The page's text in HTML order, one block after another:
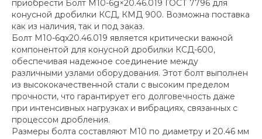
приобрести Болт М10-6g×20.46.019 ГОСТ 7796 для
конусной дробилки КСД, КМД 900. Возможна поставка
как из наличия, так и под заказ.
Болт М10-6qх20.46.019 является критически важной
компонентой для конусной дробилки КСД-600,
обеспечивая надежное соединение между
различными узлами оборудования. Этот болт выполнен
из высококачественной стали с высоким пределом
прочности, что гарантирует его долговечность даже
при интенсивных нагрузках и вибрациях, связанных с
процессом дробления.
Размеры болта составляют М10 по диаметру и 20.46 мм